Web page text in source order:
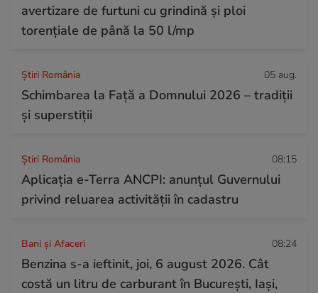
avertizare de furtuni cu grindină și ploi
torențiale de până la 50 l/mp
Știri România 05 aug.
Schimbarea la Față a Domnului 2026 – tradiții
și superstiții
Știri România 08:15
Aplicația e-Terra ANCPI: anunțul Guvernului
privind reluarea activității în cadastru
Bani și Afaceri 08:24
Benzina s-a ieftinit, joi, 6 august 2026. Cât
costă un litru de carburant în București, Iași,